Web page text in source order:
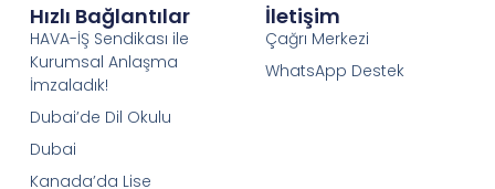
Hızlı Bağlantılar
HAVA-İŞ Sendikası ile
Kurumsal Anlaşma
İmzaladık!
Dubai’de Dil Okulu
Dubai
Kanada’da Lise
İletişim
Çağrı Merkezi
WhatsApp Destek